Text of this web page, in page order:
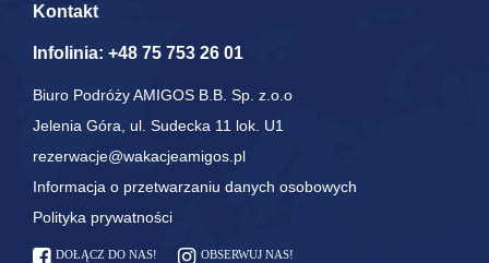
Kontakt
Infolinia: +48 75 753 26 01
Biuro Podróży AMIGOS B.B. Sp. z.o.o
Jelenia Góra, ul. Sudecka 11 lok. U1
rezerwacje@wakacjeamigos.pl
Informacja o przetwarzaniu danych osobowych
Polityka prywatności
DOŁĄCZ DO NAS! OBSERWUJ NAS!